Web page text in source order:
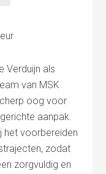
Verduijn als
van MSK
oog voor
aanpak.
het voorbereiden
zodat
zorgvuldig en